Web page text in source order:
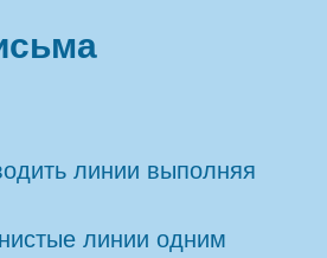
линии выполняя
линии одним